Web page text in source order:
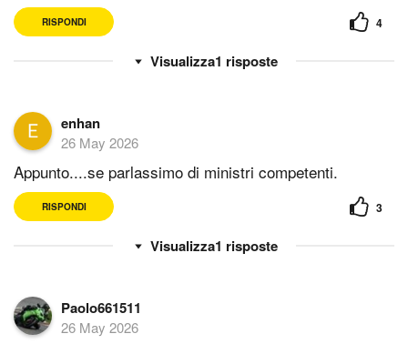
RISPONDI
1 risposte
4
enhan
26 May 2026
Appunto....se parlassimo di ministri competenti.
RISPONDI
1 risposte
3
Paolo661511
26 May 2026